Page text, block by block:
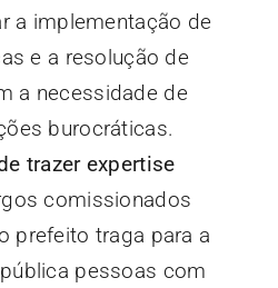
a implementação de
e a resolução de
a necessidade de
burocráticas.
trazer expertise
comissionados
prefeito traga para a
pessoas com